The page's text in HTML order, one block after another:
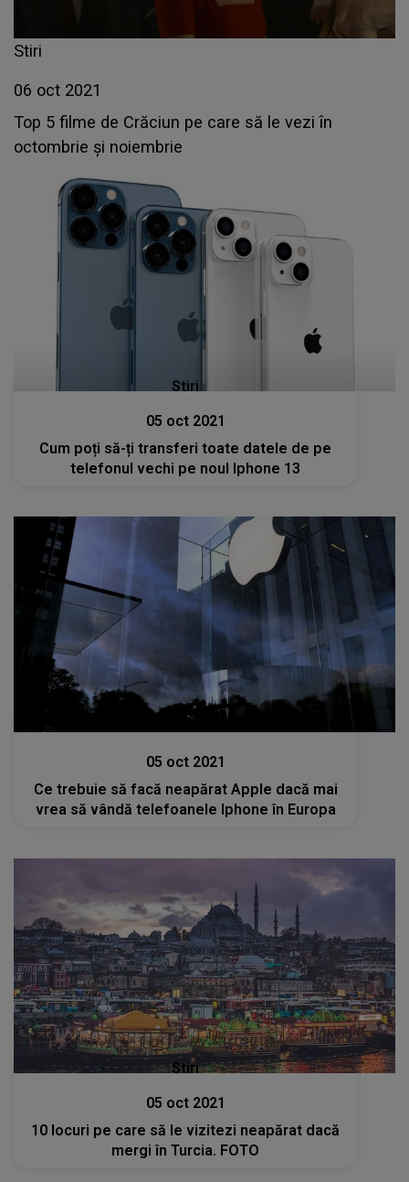
Stiri
06 oct 2021
Top 5 filme de Crăciun pe care să le vezi în
octombrie și noiembrie
Stiri
05 oct 2021
Cum poți să-ți transferi toate datele de pe
telefonul vechi pe noul Iphone 13
05 oct 2021
Ce trebuie să facă neapărat Apple dacă mai
vrea să vândă telefoanele Iphone în Europa
Stiri
05 oct 2021
10 locuri pe care să le vizitezi neapărat dacă
mergi în Turcia. FOTO